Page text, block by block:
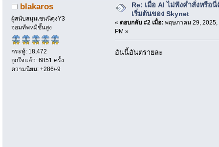
blakaros
ผู้สนับสนุนเซนนิคุงY3
จอมทัพหมีชั้นสูง
กระทู้: 18,472
ถูกใจแล้ว: 6851 ครั้ง
ความนิยม: +286/-9
Re: เมื่อ AI ไม่ฟังค่ำสั่งหรือ
เริ่มต้นของ Skynet
« ตอบกลับ #2 เมื่อ: พฤษภาคม 29, 2025,
PM »
อันนี้อันตรายละ